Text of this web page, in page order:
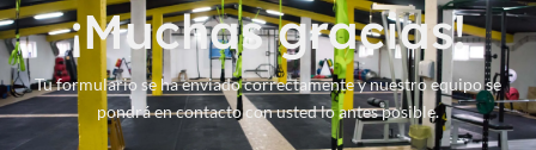
¡Muchas gracias!
Tu formulario se ha enviado correctamente y nuestro equipo se
pondrá en contacto con usted lo antes posible.